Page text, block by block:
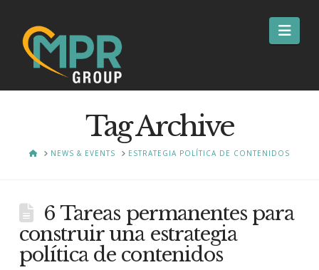
Tag Archive
HOMENEWS & EVENTS ESTRATEGIA POLÍTICA DE CONTENIDOS
6 Tareas permanentes para
construir una estrategia
política de contenidos